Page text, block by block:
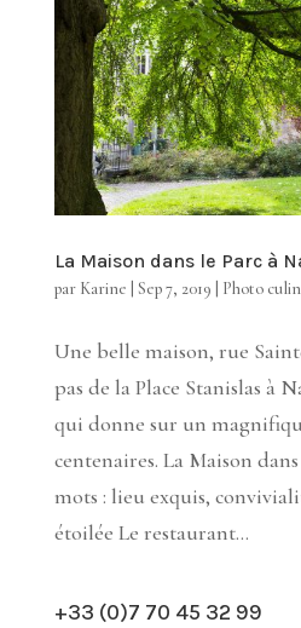
La Maison dans le Parc à
par Karine Sep 7, 2019 Photo
Une belle maison, rue
pas de la Place Stanislas à
qui donne sur un
centenaires. La Maison
mots : lieu exquis,
étoilée Le restaurant...
+33 (0)7 70 45 32 99